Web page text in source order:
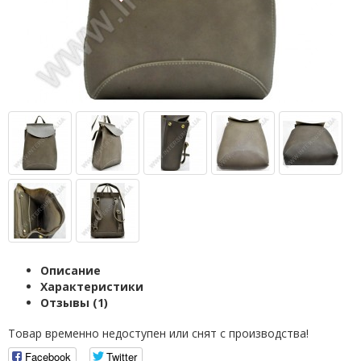
Описание
Характеристики
Отзывы (1)
Товар временно недоступен или снят с производства!
Facebook
Twitter